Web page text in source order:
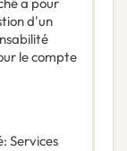
d'un
le compte
: Services